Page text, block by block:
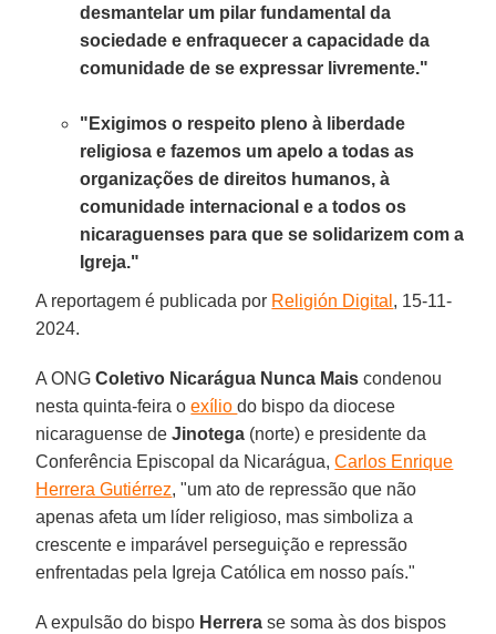
desmantelar um pilar fundamental da
sociedade e enfraquecer a capacidade da
comunidade de se expressar livremente."
"Exigimos o respeito pleno à liberdade
religiosa e fazemos um apelo a todas as
organizações de direitos humanos, à
comunidade internacional e a todos os
nicaraguenses para que se solidarizem com a
Igreja."
A reportagem é publicada por Religión Digital , 15-11-
2024.
A ONGColetivo Nicarágua Nunca Mais condenou
nesta quinta-feira oexíliodo bispo da diocese
nicaraguense deJinotega (norte) e presidente da
Conferência Episcopal da Nicarágua,Carlos Enrique
Herrera Gutiérrez, "um ato de repressão que não
apenas afeta um líder religioso, mas simboliza a
crescente e imparável perseguição e repressão
enfrentadas pela Igreja Católica em nosso país."
A expulsão do bispo Herrera se soma às dos bispos